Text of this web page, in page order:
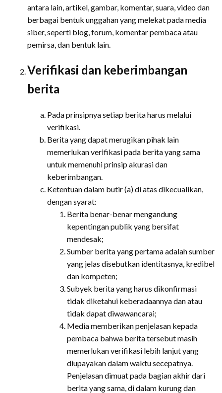
antara lain, artikel, gambar, komentar, suara, video dan
berbagai bentuk unggahan yang melekat pada media
siber, seperti blog, forum, komentar pembaca atau
pemirsa, dan bentuk lain.
Verifikasi dan keberimbangan
berita
Pada prinsipnya setiap berita harus melalui
verifikasi.
Berita yang dapat merugikan pihak lain
memerlukan verifikasi pada berita yang sama
untuk memenuhi prinsip akurasi dan
keberimbangan.
Ketentuan dalam butir (a) di atas dikecualikan,
dengan syarat:
Berita benar-benar mengandung
kepentingan publik yang bersifat
mendesak;
Sumber berita yang pertama adalah sumber
yang jelas disebutkan identitasnya, kredibel
dan kompeten;
Subyek berita yang harus dikonfirmasi
tidak diketahui keberadaannya dan atau
tidak dapat diwawancarai;
Media memberikan penjelasan kepada
pembaca bahwa berita tersebut masih
memerlukan verifikasi lebih lanjut yang
diupayakan dalam waktu secepatnya.
Penjelasan dimuat pada bagian akhir dari
berita yang sama, di dalam kurung dan